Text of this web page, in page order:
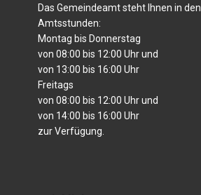
Das Gemeindeamt steht Ihnen in den
Amtsstunden:
Montag bis Donnerstag
von 08:00 bis 12:00 Uhr und
von 13:00 bis 16:00 Uhr
Freitags
von 08:00 bis 12:00 Uhr und
von 14:00 bis 16:00 Uhr
zur Verfügung.